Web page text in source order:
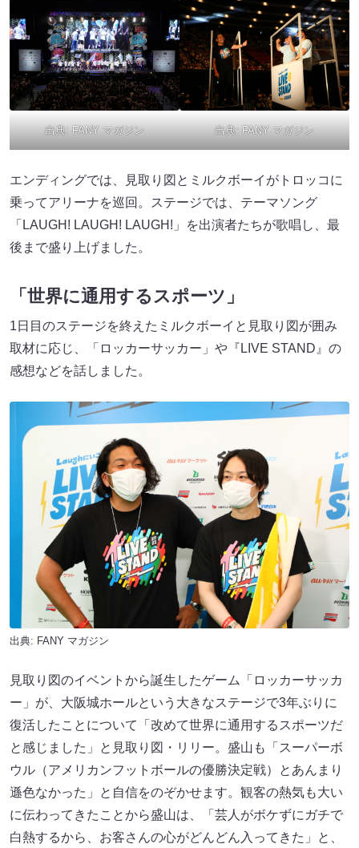
出典: FANY マガジン 出典: FANY マガジン
エンディングでは、見取り図とミルクボーイがトロッコに
乗ってアリーナを巡回。ステージでは、テーマソング
「LAUGH! LAUGH! LAUGH!」を出演者たちが歌唱し、最
後まで盛り上げました。
「世界に通用するスポーツ」
1日目のステージを終えたミルクボーイと見取り図が囲み
取材に応じ、「ロッカーサッカー」や『LIVE STAND』の
感想などを話しました。
出典: FANY マガジン
見取り図のイベントから誕生したゲーム「ロッカーサッカ
ー」が、大阪城ホールという大きなステージで3年ぶりに
復活したことについて「改めて世界に通用するスポーツだ
と感じました」と見取り図・リリー。盛山も「スーパーボ
ウル（アメリカンフットボールの優勝決定戦）とあんまり
遜色なかった」と自信をのぞかせます。観客の熱気も大い
に伝わってきたことから盛山は、「芸人がボケずにガチで
白熱するから、お客さんの心がどんどん入ってきた」と、